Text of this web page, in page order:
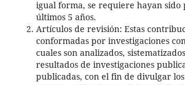
igual forma, se requiere hayan sido
últimos 5 años.
Artículos de revisión: Estas
conformadas por investigaciones
cuales son analizados,
resultados de investigaciones
publicadas, con el fin de divulgar